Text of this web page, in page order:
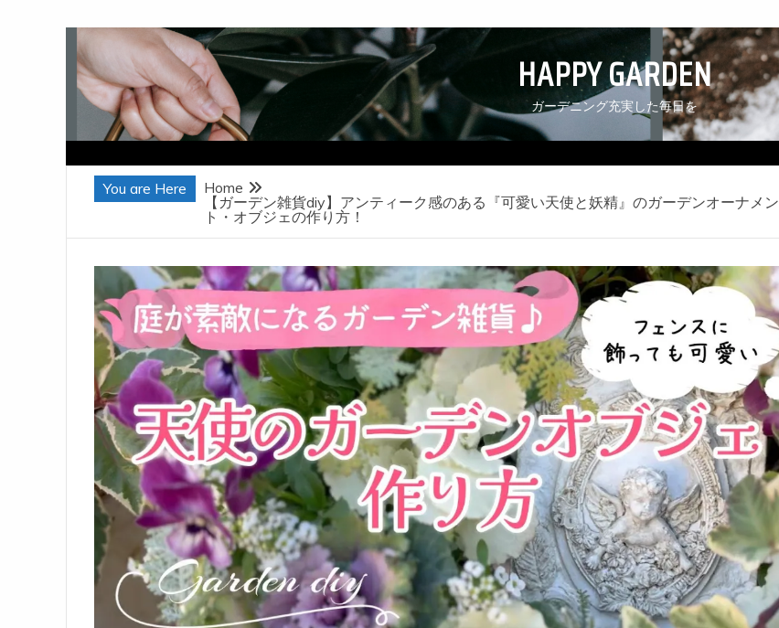
Skip
to
content
HAPPY GARDEN
ガーデニング充実した毎日を
You are Here
Home
【ガーデン雑貨diy】アンティーク感のある『可愛い天使と妖精』のガーデンオーナメン
ト・オブジェの作り方！